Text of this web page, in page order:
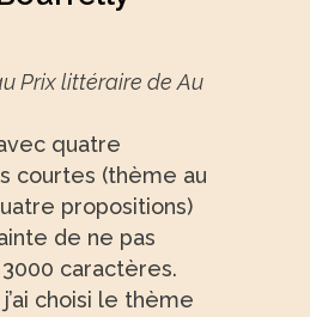
Prix littéraire de Au
quatre
courtes (thème au
propositions)
de ne pas
caractères.
choisi le thème